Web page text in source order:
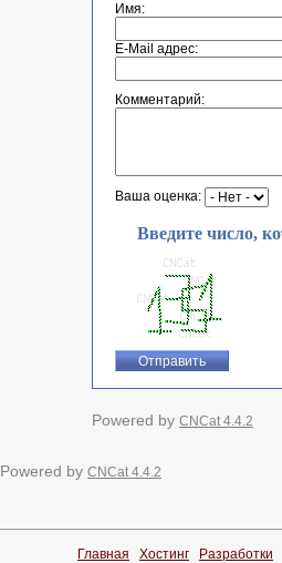
Имя:
E-Mail адрес:
Комментарий:
Ваша оценка:
Введите число,
Powered by CNCat 4.4.2
Powered by CNCat 4.4.2
Главная Хостинг Разработки